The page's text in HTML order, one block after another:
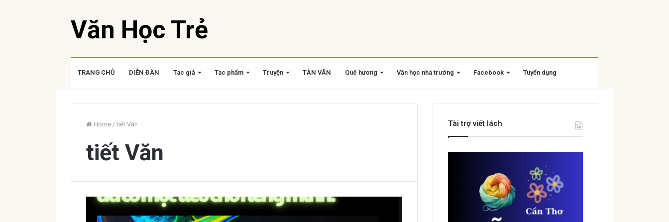
Văn Học Trẻ
TRANG CHỦ DIỄN ĐÀN Tác giả Tác phẩm Truyện TẢN VĂN Quê hương Văn học nhà trường Facebook Tuyển dụng
Home / tiết Văn
tiết Văn
Tài trợ viết lách